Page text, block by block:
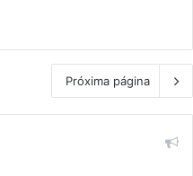
Próxima página